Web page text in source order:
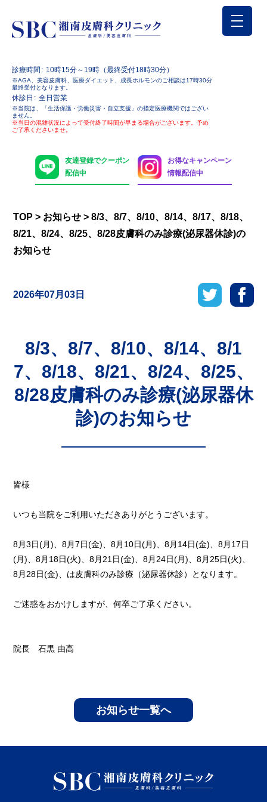
診療時間 10時15分～19時（最終受付18時30分）
※AGA、美容皮膚科、医療ダイエット、成長ホルモンのご相談は17時30分
最終受付となります。
休診日 全日営業
※当院は、「生活保護・労働災害・自立支援」の指定医療機関ではござい
ません。
※当日の混雑状況によって受付終了時間が早まる場合がございます。予め
ご了承くださいませ。
友達登録でクーポン
配信中
お得なキャンペーン
情報配信中
TOP > お知らせ >8/3、8/7、8/10、8/14、8/17、8/18、
8/21、8/24、8/25、8/28皮膚科のみ診療(泌尿器休診)の
お知らせ
2026年07月03日
8/3、8/7、8/10、8/14、8/1
7、8/18、8/21、8/24、8/25、
8/28皮膚科のみ診療(泌尿器休
診)のお知らせ
皆様
いつも当院をご利用いただきありがとうございます。
8月3日(月)、8月7日(金)、8月10日(月)、8月14日(金)、8月17日
(月)、8月18日(火)、8月21日(金)、8月24日(月)、8月25日(火)、
8月28日(金)、は皮膚科のみ診療（泌尿器休診）となります。
ご迷惑をおかけしますが、何卒ご了承ください。
院長 石黒 由高
お知らせ一覧へ